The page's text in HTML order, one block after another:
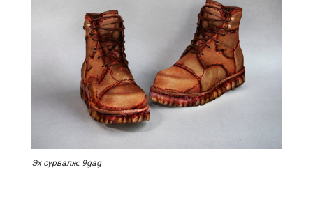
Эх сурвалж: 9gag